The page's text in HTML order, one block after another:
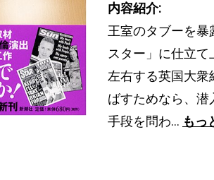
内容紹介:
王室のタブーを
スター」に仕立
左右する英国大
ばすためなら、
手段を問わ… もっ